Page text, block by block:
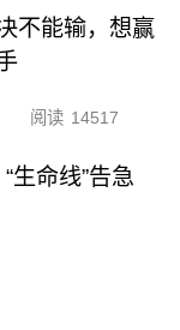
不能输，想赢
阅读 14517
生命线”告急